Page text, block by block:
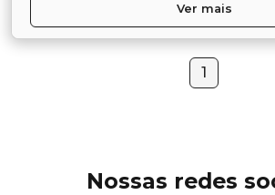
Ver mais
1
Nossas redes